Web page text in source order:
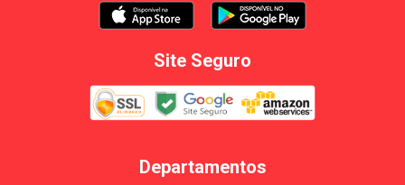
Site Seguro
Departamentos